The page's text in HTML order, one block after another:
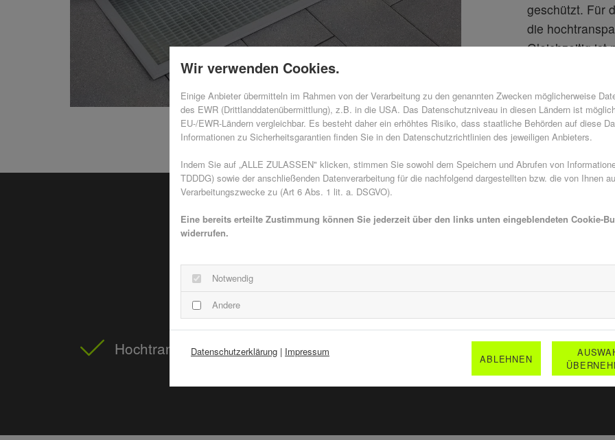
geschützt. Für
die
Gleichzeitig ist
Warum
Hochtransparent Einfach zu reinigen
Wir verwenden Cookies.
Einige Anbieter übermitteln im Rahmen von der Verarbeitung zu den genannten Zwecken möglicherweise
des EWR (Drittlanddatenübermittlung), z.B. in die USA. Das Datenschutzniveau in diesen Ländern ist
EU-/EWR-Ländern vergleichbar. Es besteht daher ein erhöhtes Risiko, dass staatliche Behörden auf diese
Informationen zu Sicherheitsgarantien finden Sie in den Datenschutzrichtlinien des jeweiligen Anbieters.
Indem Sie auf „ALLE ZULASSEN" klicken, stimmen Sie sowohl dem Speichern und Abrufen von
TDDDG) sowie der anschließenden Datenverarbeitung für die nachfolgend dargestellten bzw. die von Ihnen
Verarbeitungszwecke zu (Art 6 Abs. 1 lit. a. DSGVO).
Eine bereits erteilte Zustimmung können Sie jederzeit über den links unten eingeblendeten Cookie-
widerrufen.
Notwendig
Andere
Datenschutzerklärung | Impressum
ABLEHNEN